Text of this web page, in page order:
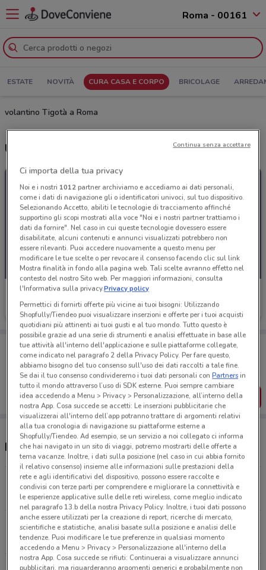
Roma - 00161
ESTATE NOVITÀ CURA CASA E CORPO BRICOLAGE
volantino Tigotà a Roma
Ultime offerte del volantino Tigotà
Tigotà
Scade il 31/08 970 m
Porta DoveConviene sempre con te!
Puoi trovare le migliori offerte dei negozi vicino a te,
salvarle e creare la tua lista del risparmio, comodamente
dal tuo cellulare.
SCARICA L’APP
Negozi Tigotà a Roma
Via Alessandria, 78 Roma
970 m
APERTO
Via Tiburtina, 631 Roma
2.7 km
APERTO
Ci importa della tua privacy
Noi e i nostri 1012partner archiviamo e accediamo ai dati personali,
come i dati di navigazione gli o identificatori univoci, sul tuo dispositivo.
Selezionando Accetto, abiliti le tecnologie di tracciamento affinché
supportino gli scopi mostrati alla voce "Noi e i nostri partner trattiamo i
dati da fornire". Nel caso in cui queste tecnologie dovessero essere
disabilitate, alcuni contenuti e annunci visualizzati potrebbero non
essere rilevanti. Puoi accedere nuovamente a questo menu per
modificare le tue scelte o per revocare il consenso facendo clic sul link
Mostra finalità in fondo alla pagina web. Tali scelte avranno effetto nel
contesto del nostro Sito web. Per maggiori informazioni, consulta
l'Informativa sulla privacy.Privacy policy
Permettici di fornirti offerte più vicine ai tuoi bisogni: Utilizzando
Shopfully/Tiendeo puoi visualizzare inserzioni e offerte per i tuoi acquisti
quotidiani più attinenti ai tuoi gusti e al tuo mondo. Tutto questo è
possibile grazie ad una serie di strumenti e analisi effettuate in base alle
tue attività all'interno dell'applicazione e sulle piattaforme collegate,
come indicato nel paragrafo 2 della Privacy Policy. Per fare questo,
abbiamo bisogno del tuo consenso sull'uso dei dati raccolti a tale fine.
Se dai il tuo consenso condivideremo i tuoi dati personali conPartnersin
tutto il mondo attraverso l’uso di SDK esterne. Puoi sempre cambiare
idea accedendo a Menu > Privacy > Personalizzazione, all’interno della
nostra App. Cosa succede se accetti: Le inserzioni pubblicitarie che
visualizzerai all'interno dell’app potranno trattare di argomenti relativi
alla tua cronologia di navigazione su piattaforme esterne a
Shopfully/Tiendeo. Ad esempio, se un servizio a noi collegato ci informa
che hai navigato in un sito di viaggi, potremo mostrarti delle offerte a
tema vacanze. Inoltre, i dati sulla posizione (nel caso in cui abbia fornito
il relativo consenso) insieme alle informazioni sulle prestazioni della
rete e agli identificativi del dispositivo, possono essere raccolte e
condivisi con terze parti per comprendere e migliorare la connettività e
le esperienze applicative sulle delle reti wireless, come meglio indicato
nel paragrafo 13.b della nostra Privacy Policy. Inoltre, i tuoi dati possono
anche essere utilizzati per la creazione di report, ricerche di mercato,
scientifiche e statistiche, analisi basate sulla posizione e analisi delle
tendenze. Puoi modificare le tue preferenze in qualsiasi momento
accedendo a Menu > Privacy > Personalizzazione all'interno della
nostra App. Cosa succede se rifiuti: Continuerai a visualizzare annunci
pubblicitari, ma riguarderanno argomenti generici e probabilmente non
Continua senza accettare